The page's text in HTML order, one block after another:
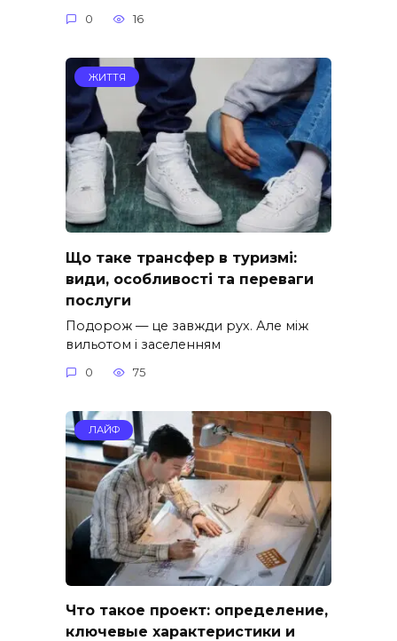
0 16
ЖИТТЯ
Що таке трансфер в туризмі:
види, особливості та переваги
послуги
Подорож — це завжди рух. Але між
вильотом і заселенням
0 75
ЛАЙФ
Что такое проект: определение,
ключевые характеристики и